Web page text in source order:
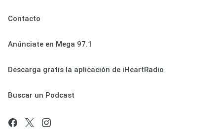
Contacto
Anúnciate en Mega 97.1
Descarga gratis la aplicación de iHeartRadio
Buscar un Podcast